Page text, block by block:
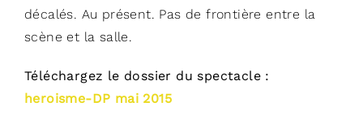
décalés. Au présent. Pas de frontière entre la
scène et la salle.
Téléchargez le dossier du spectacle :
heroisme-DP mai 2015